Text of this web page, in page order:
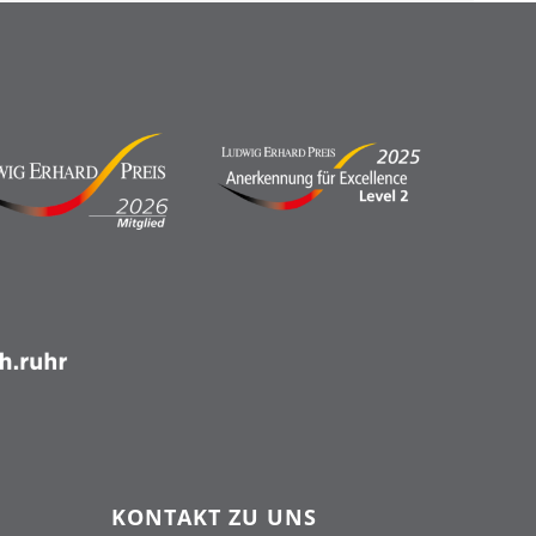
KONTAKT ZU UNS